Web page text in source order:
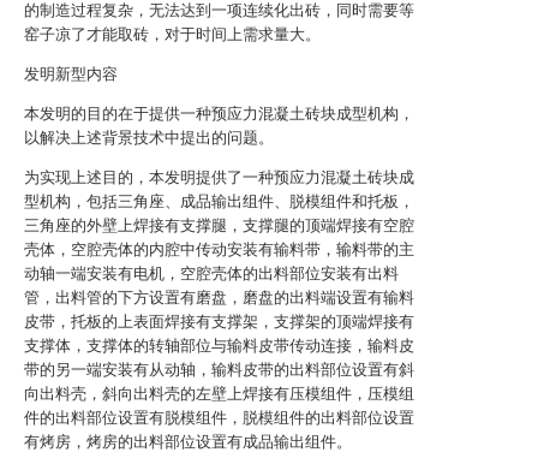
的制造过程复杂，无法达到一项连续化出砖，同时需要等
窑子凉了才能取砖，对于时间上需求量大。
发明新型内容
本发明的目的在于提供一种预应力混凝土砖块成型机构，
以解决上述背景技术中提出的问题。
为实现上述目的，本发明提供了一种预应力混凝土砖块成
型机构，包括三角座、成品输出组件、脱模组件和托板，
三角座的外壁上焊接有支撑腿，支撑腿的顶端焊接有空腔
壳体，空腔壳体的内腔中传动安装有输料带，输料带的主
动轴一端安装有电机，空腔壳体的出料部位安装有出料
管，出料管的下方设置有磨盘，磨盘的出料端设置有输料
皮带，托板的上表面焊接有支撑架，支撑架的顶端焊接有
支撑体，支撑体的转轴部位与输料皮带传动连接，输料皮
带的另一端安装有从动轴，输料皮带的出料部位设置有斜
向出料壳，斜向出料壳的左壁上焊接有压模组件，压模组
件的出料部位设置有脱模组件，脱模组件的出料部位设置
有烤房，烤房的出料部位设置有成品输出组件。